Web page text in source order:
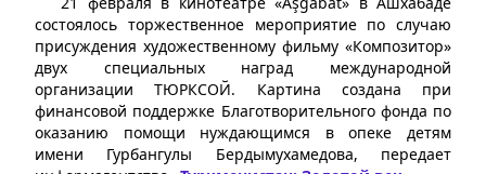
состоялось торжественное мероприятие по случаю
присуждения художественному фильму «Композитор»
двух специальных наград международной
организации ТЮРКСОЙ. Картина создана при
финансовой поддержке Благотворительного фонда по
оказанию помощи нуждающимся в опеке детям
имени Гурбангулы Бердымухамедова, передает